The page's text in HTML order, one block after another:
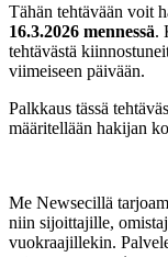
Tähän tehtävään voit
16.3.2026 mennessä.
tehtävästä
viimeiseen päivään.
Palkkaus tässä
määritellään hakijan
Me Newsecillä
niin sijoittajille,
vuokraajillekin.